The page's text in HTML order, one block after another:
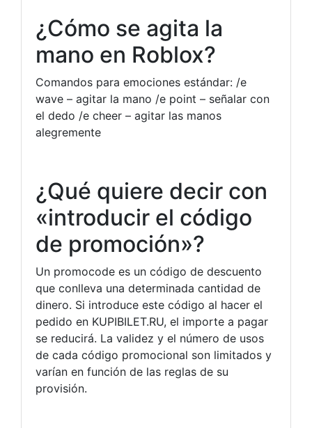
¿Cómo se agita la
mano en Roblox?
Comandos para emociones estándar: /e
wave – agitar la mano /e point – señalar con
el dedo /e cheer – agitar las manos
alegremente
¿Qué quiere decir con
«introducir el código
de promoción»?
Un promocode es un código de descuento
que conlleva una determinada cantidad de
dinero. Si introduce este código al hacer el
pedido en KUPIBILET.RU, el importe a pagar
se reducirá. La validez y el número de usos
de cada código promocional son limitados y
varían en función de las reglas de su
provisión.